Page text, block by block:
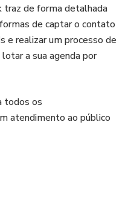
de forma detalhada
de captar o contato
e realizar um processo de
a sua agenda por
todos os
atendimento ao público